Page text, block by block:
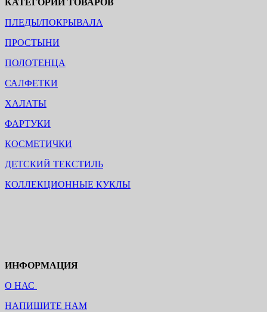
КАТЕГОРИИ ТОВАРОВ
ПЛЕДЫ/ПОКРЫВАЛА
ПРОСТЫНИ
ПОЛОТЕНЦА
САЛФЕТКИ
ХАЛАТЫ
ФАРТУКИ
КОСМЕТИЧКИ
ДЕТСКИЙ ТЕКСТИЛЬ
КОЛЛЕКЦИОННЫЕ КУКЛЫ
ИНФОРМАЦИЯ
О НАС
НАПИШИТЕ НАМ